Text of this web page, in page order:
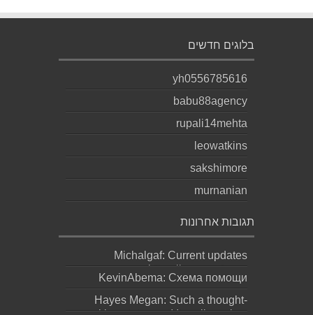
בלוגים חדשים
yh0556785616
babu88agency
rupali14mehta
leowatkins
sakshimore
murnanian
תגובות אחרונות
Michalgaf: Current updates
https://sapreqot.com...
KevinAbema: Схема помощи
зависит от состояния, стажа
употребления, проти...
Hayes Megan: Such a thought-